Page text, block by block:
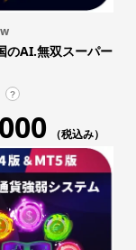
のAI.無双スーパー
?
（税込み）